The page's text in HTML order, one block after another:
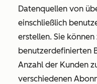
Datenquellen von
einschließlich
erstellen. Sie
benutzerdefinierten
Anzahl der Kunden
verschiedenen